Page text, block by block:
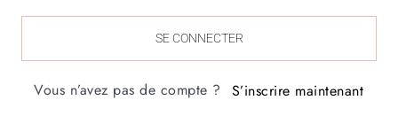
SE CONNECTER
Vous n’avez pas de compte ? S’inscrire maintenant